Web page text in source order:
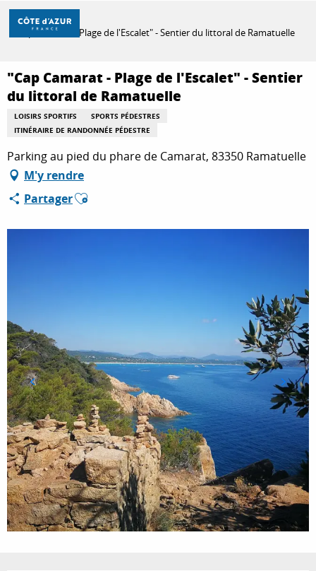
Aller
contenu
DÉCOUVRIR
À FAIRE
SÉJOURNER
Accueil
"Cap Camarat - Plage de l'Escalet" - Sentier du littoral de Ramatuelle
"Cap Camarat - Plage de l'Escalet" - Sentier
du littoral de Ramatuelle
LOISIRS SPORTIFS
SPORTS PÉDESTRES
ITINÉRAIRE DE RANDONNÉE PÉDESTRE
Parking au pied du phare de Camarat, 83350 Ramatuelle
M'y rendre
PartagerAjouter aux favoris